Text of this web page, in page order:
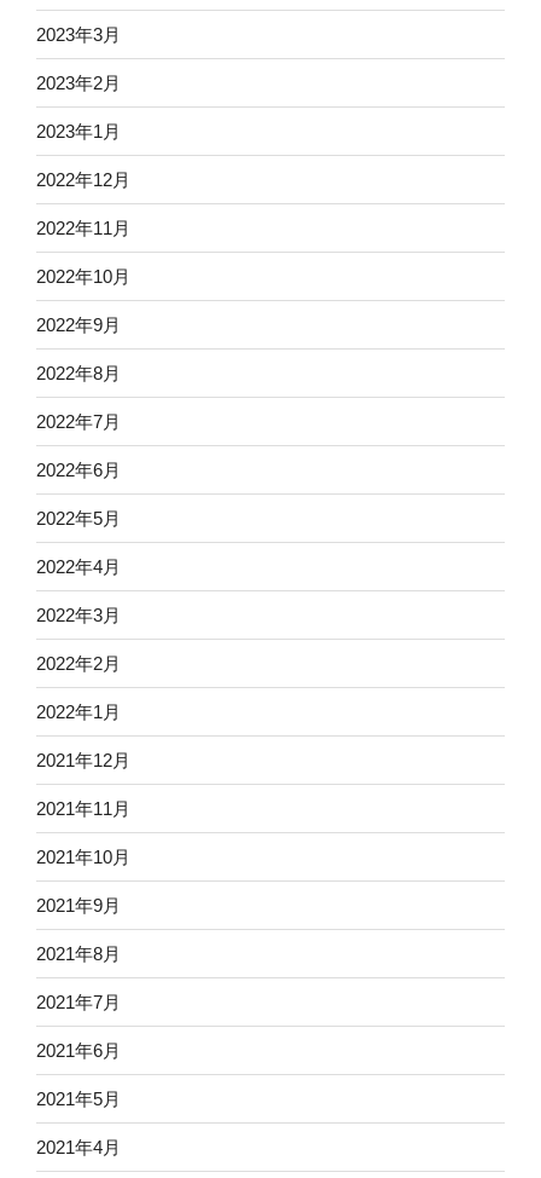
2023年3月
2023年2月
2023年1月
2022年12月
2022年11月
2022年10月
2022年9月
2022年8月
2022年7月
2022年6月
2022年5月
2022年4月
2022年3月
2022年2月
2022年1月
2021年12月
2021年11月
2021年10月
2021年9月
2021年8月
2021年7月
2021年6月
2021年5月
2021年4月